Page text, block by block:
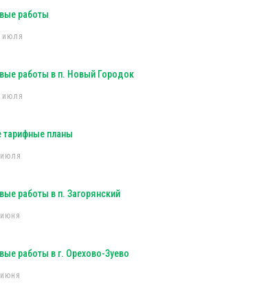
работы
июля
работы в п. Новый Городок
июля
тарифные планы
работы в п. Загорянский
работы в г. Орехово-Зуево